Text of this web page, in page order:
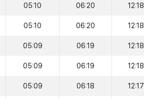
05:10 06:20 12:18
05:10 06:20 12:18
05:09 06:19 12:18
05:09 06:19 12:18
05:09 06:18 12:17